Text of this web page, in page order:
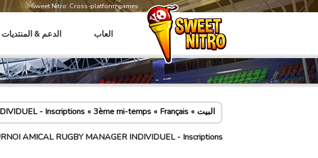
Sweet Nitro: Cross-platform games
العاب الدعم & المنتديات
البيت Français
3ème mi-temps
- Inscriptions
AMICAL RUGBY MANAGER INDIVIDUEL - Inscriptions